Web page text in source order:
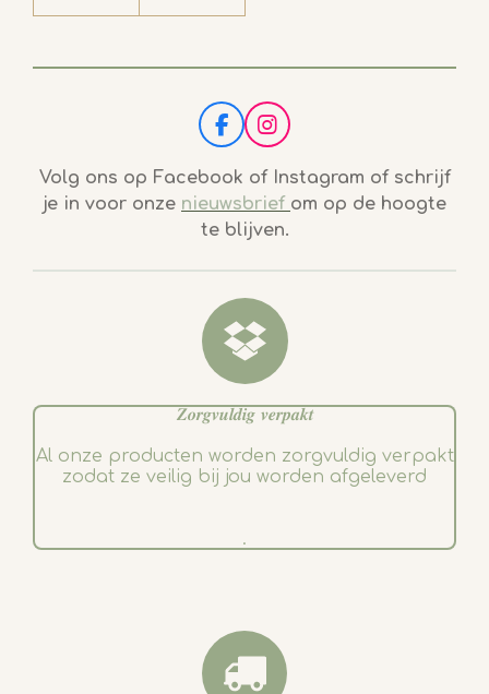
F
a
c
b
o
k
I
n
s
t
a
g
a
Volg ons op Facebook of Instagram of schrijf
je in voor onze nieuwsbrief om op de hoogte
te blijven.
𝒁𝒐𝒓𝒈𝒗𝒖𝒍𝒅𝒊𝒈 𝒗𝒆𝒓𝒑𝒂𝒌𝒕
Al onze producten worden zorgvuldig verpakt
zodat ze veilig bij jou worden afgeleverd
.